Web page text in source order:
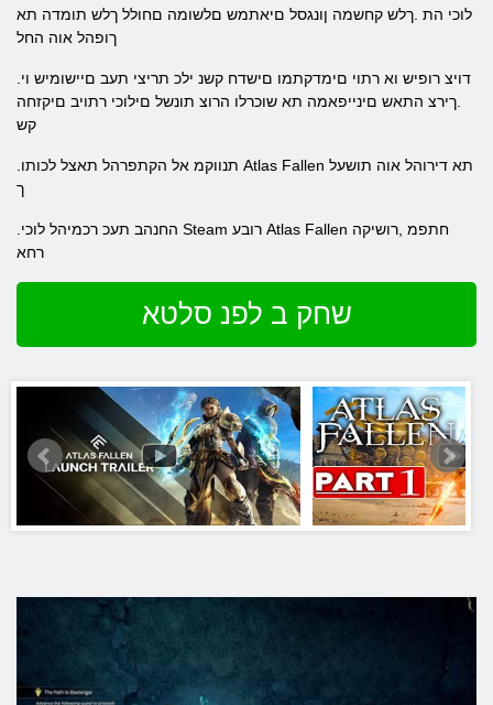
לוכי הת .ךלש קחשמה ןונגסל םיאתמש םלשומה םחולל ךלש תומדה תא
ךופהל אוה החל
.ךירצ התאש םינייפאמה תא שוכרלו הרוצ תונשל םילוכי רתויב םיקזחה
קש
ך
רחא
שחק ב לפנ סלטא